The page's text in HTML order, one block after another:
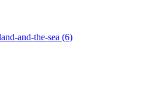
and-the-sea (6)